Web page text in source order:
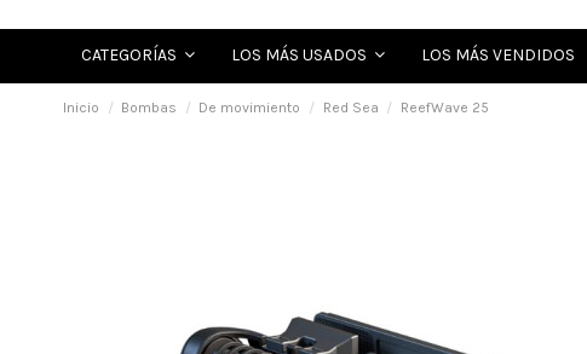
CATEGORÍAS LOS MÁS USADOS LOS MÁS VENDIDOS
Inicio Bombas De movimiento Red Sea ReefWave 25